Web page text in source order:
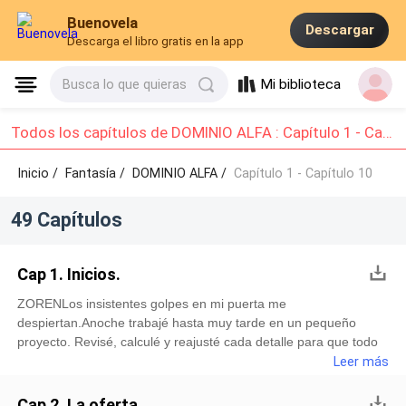
Buenovela
Descarga el libro gratis en la app
Descargar
Busca lo que quieras Mi biblioteca
Todos los capítulos de DOMINIO ALFA : Capítulo 1 - Capítulo 10
Inicio / Fantasía/DOMINIO ALFA / Capítulo 1 - Capítulo 10
49 Capítulos
Cap 1. Inicios.
ZORENLos insistentes golpes en mi puerta me
despiertan.Anoche trabajé hasta muy tarde en un pequeño
proyecto. Revisé, calculé y reajusté cada detalle para que todo
quedara perfecto.Me trasnoché, y cuando el amanecer
en la cama, agotado tanto por el esfuerzo físico como por la
Leer más